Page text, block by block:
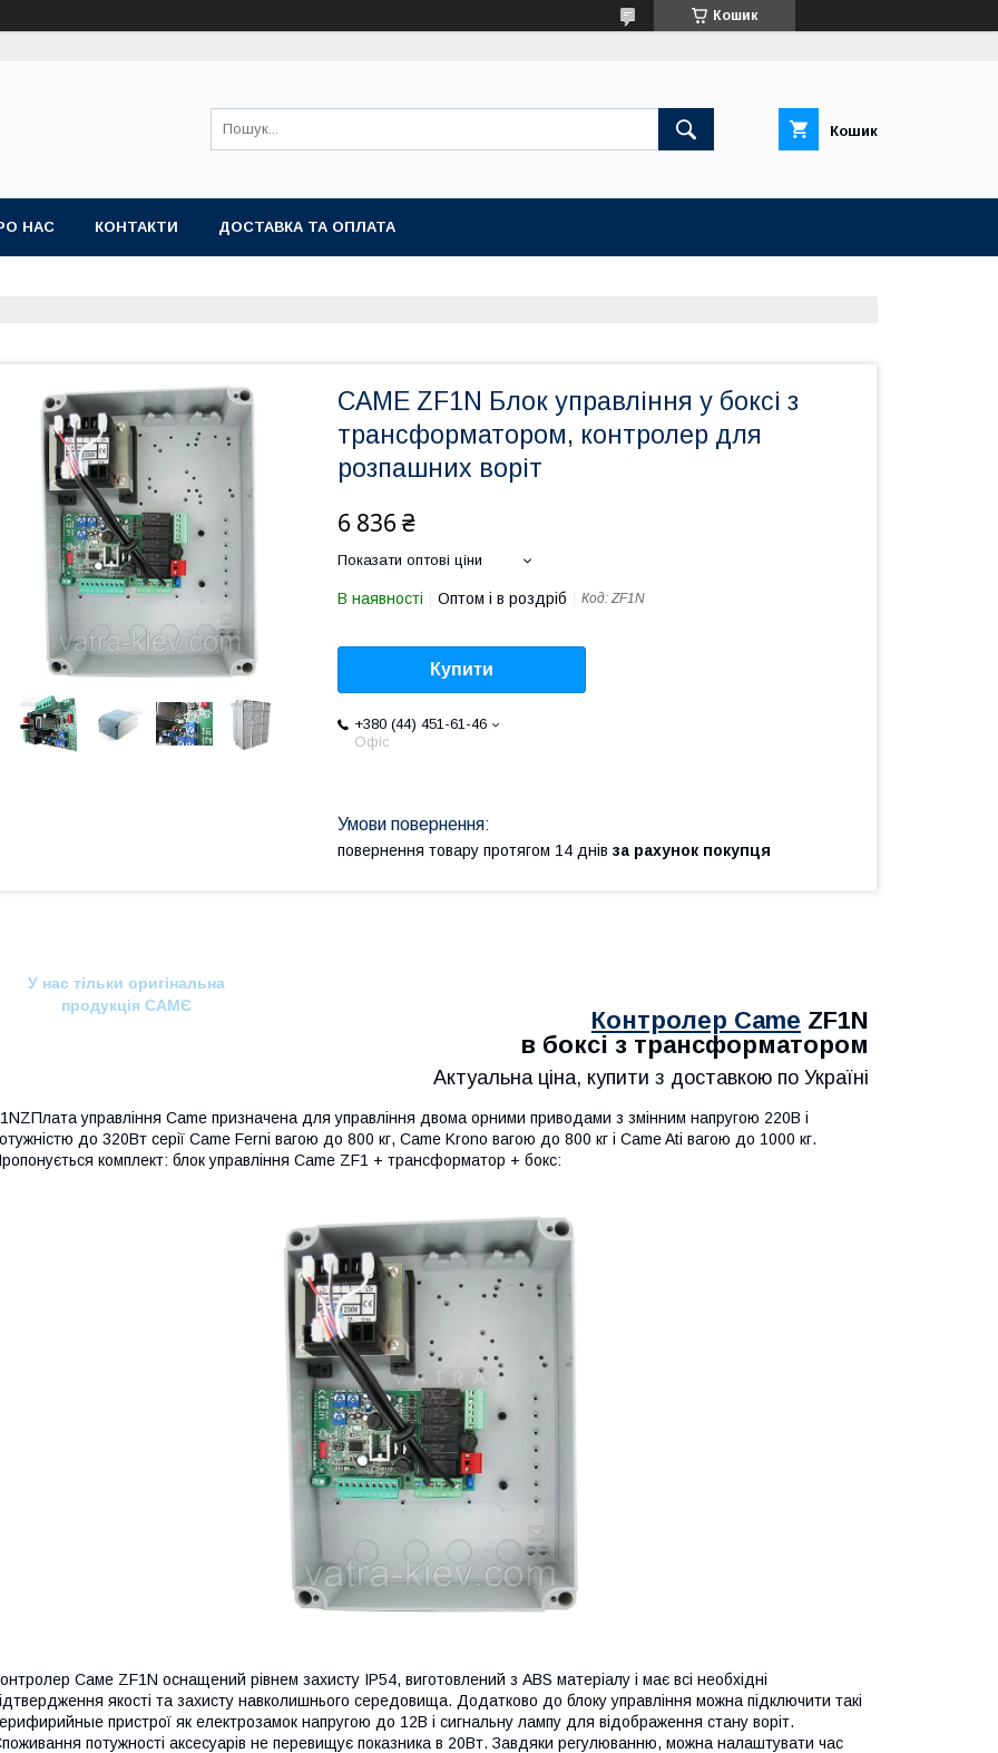
Кошик
Кошик
НАС КОНТАКТИ ДОСТАВКА ТА ОПЛАТА
CAME ZF1N Блок управління у боксі з
трансформатором, контролер для
розпашних воріт
6 836 ₴
Показати оптові ціни
В наявності Оптом і в роздріб Код: ZF1N
Купити
+380 (44) 451-61-46
Офіс
повернення товару протягом 14 днів за рахунок покупця
У нас тільки оригінальна
продукція САМЄ
Контролер Came ZF1N
в боксі з трансформатором
Актуальна ціна, купити з доставкою по Україні
управління Came призначена для управління двома орними приводами з змінним напругою 220В і
до 320Вт серії Came Ferni вагою до 800 кг, Came Krono вагою до 800 кг і Came Ati вагою до 1000 кг.
комплект: блок управління Came ZF1 + трансформатор + бокс:
Саме ZF1N оснащений рівнем захисту IP54, виготовлений з ABS матеріалу і має всі необхідні
якості та захисту навколишнього середовища. Додатково до блоку управління можна підключити такі
пристрої як електрозамок напругою до 12В і сигнальну лампу для відображення стану воріт.
потужності аксесуарів не перевищує показника в 20Вт. Завдяки регулюванню, можна налаштувати час